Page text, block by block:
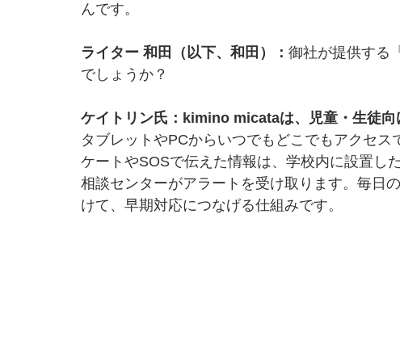
んです。
ライター 和田（以下、和田）： 御社が提供する
でしょうか？
ケイトリン氏：kimino micataは、児童・生徒
タブレットやPCからいつでもどこでもアクセ
ケートやSOSで伝えた情報は、学校内に設置し
相談センターがアラートを受け取ります。毎日
けて、早期対応につなげる仕組みです。